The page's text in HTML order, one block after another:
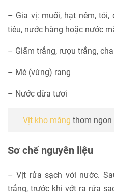
– Gia vị: muối, hạt nêm, tỏi,
tiêu, nước hàng hoặc nước
– Giấm trắng, rượu trắng,
– Mè (vừng) rang
– Nước dừa tươi
Vịt kho măng thơm ngon
Sơ chế nguyên liệu
– Vịt rửa sạch với nước.
trắng, trước khi vớt ra rửa